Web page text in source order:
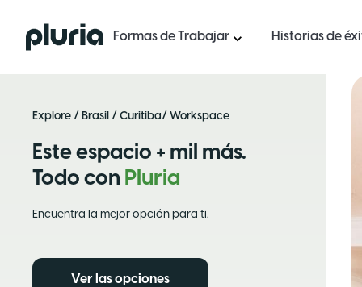
Logo Pluria Formas de Trabajar Historias de
Explore / Brasil / Curitiba/ Workspace
Este espacio + mil más.
Todo con Pluria
Encuentra la mejor opción para ti.
Ver las opciones